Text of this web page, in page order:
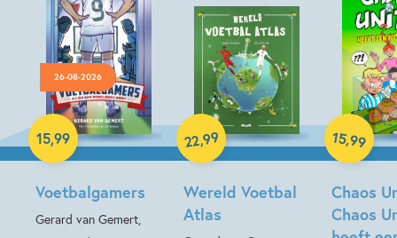
26-08-2026
Voetbalgamers
Gerard van Gemert,
15,99
Hardcover
Wereld Voetbal
Atlas
22,99
Hardcover
Chaos
Chaos
15,99
Hardcover